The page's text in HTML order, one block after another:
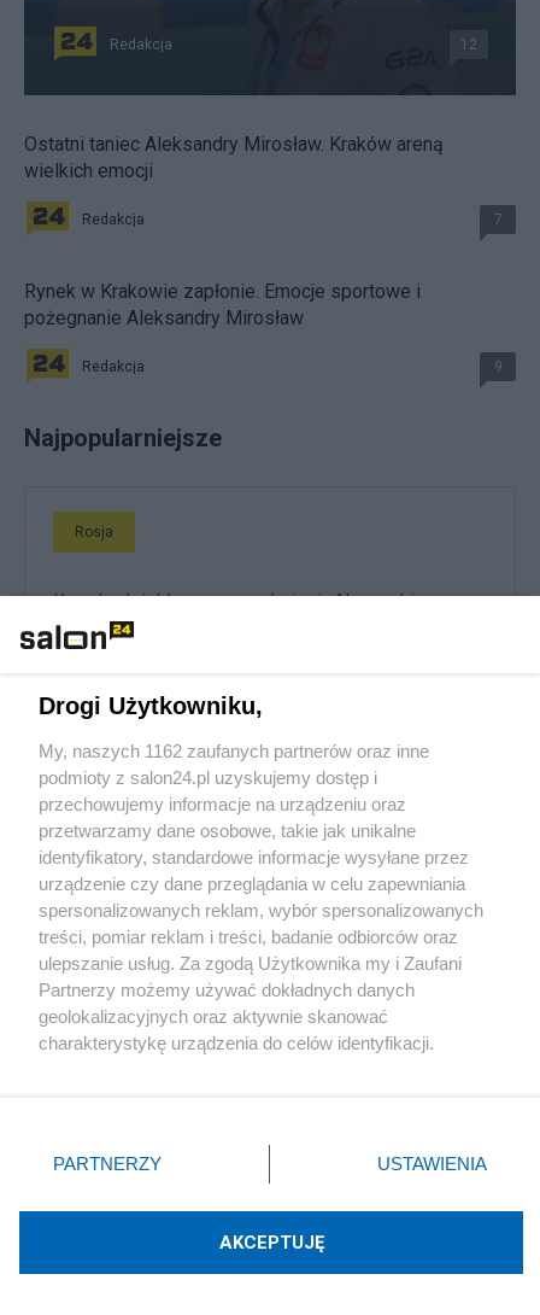
Redakcja 12
Ostatni taniec Aleksandry Mirosław. Kraków areną
wielkich emocji
Redakcja 7
Rynek w Krakowie zapłonie. Emocje sportowe i
pożegnanie Aleksandry Mirosław
Redakcja 9
Najpopularniejsze
Rosja
Kreml wściekły po przemówieniu Nawrockiego.
Zacharowa dostała szału
Morawiecki proponuje 3600 plus zamiast 800
złotych. Środki dla rodzin byłyby ogromne
Prezydent
Pierwszy rok prezydentury. Tak Polacy oceniają
Nawrockiego
GŁOS REGIONÓW
BEZPIECZEŃSTWO NARODOWE
Drogi Użytkowniku,
My, naszych 1162 zaufanych partnerów oraz inne
podmioty z salon24.pl uzyskujemy dostęp i
przechowujemy informacje na urządzeniu oraz
przetwarzamy dane osobowe, takie jak unikalne
identyfikatory, standardowe informacje wysyłane przez
urządzenie czy dane przeglądania w celu zapewniania
spersonalizowanych reklam, wybór spersonalizowanych
treści, pomiar reklam i treści, badanie odbiorców oraz
ulepszanie usług. Za zgodą Użytkownika my i Zaufani
Partnerzy możemy używać dokładnych danych
geolokalizacyjnych oraz aktywnie skanować
charakterystykę urządzenia do celów identyfikacji.
zmienić/wycofać klikając przycisk ustawień prywatności
znajdujący się w lewym dolnym rogu strony
rodzaje przetwarzania danych nie wymagają zgody
użytkownika, ale masz prawo sprzeciwić się takiemu
PARTNERZY USTAWIENIA
AKCEPTUJĘ